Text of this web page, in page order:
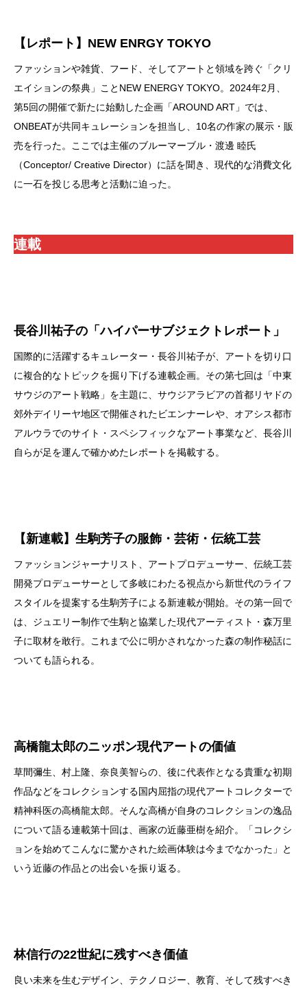
【レポート】NEW ENRGY TOKYO
ファッションや雑貨、フード、そしてアートと領域を跨ぐ「クリ
エイションの祭典」ことNEW ENERGY TOKYO。2024年2月、
第5回の開催で新たに始動した企画「AROUND ART」では、
ONBEATが共同キュレーションを担当し、10名の作家の展示・販
売を行った。ここでは主催のブルーマーブル・渡邊 睦氏
（Conceptor/ Creative Director）に話を聞き、現代的な消費文化
に一石を投じる思考と活動に迫った。
連載
長谷川祐子の「ハイパーサブジェクトレポート」
国際的に活躍するキュレーター・長谷川祐子が、アートを切り口
に複合的なトピックを掘り下げる連載企画。その第七回は「中東
サウジのアート戦略」を主題に、サウジアラビアの首都リヤドの
郊外デイリーヤ地区で開催されたビエンナーレや、オアシス都市
アルウラでのサイト・スペシフィックなアート事業など、長谷川
自らが足を運んで確かめたレポートを掲載する。
【新連載】生駒芳子の服飾・芸術・伝統工芸
ファッションジャーナリスト、アートプロデューサー、伝統工芸
開発プロデューサーとして多岐にわたる視点から新世代のライフ
スタイルを提案する生駒芳子による新連載が開始。その第一回で
は、ジュエリー制作で生駒と協業した現代アーティスト・森万里
子に取材を敢行。これまで公に明かされなかった森の制作秘話に
ついても語られる。
高橋龍太郎のニッポン現代アートの価値
草間彌生、村上隆、奈良美智らの、後に代表作となる貴重な初期
作品などをコレクションする国内屈指の現代アートコレクターで
精神科医の高橋龍太郎。そんな高橋が自身のコレクションの逸品
について語る連載第十回は、画家の近藤亜樹を紹介。「コレクシ
ョンを始めてこんなに驚かされた絵画体験は今までなかった」と
いう近藤の作品との出会いを振り返る。
林信行の22世紀に残すべき価値
良い未来を生むデザイン、テクノロジー、教育、そして残すべき